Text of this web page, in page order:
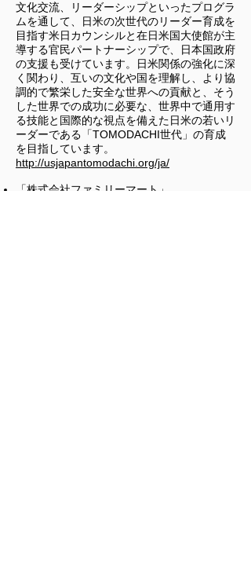
文化交流、リーダーシップといったプログラ
ムを通して、日米の次世代のリーダー育成を
目指す米日カウンシルと在日米国大使館が主
導する官民パートナーシップで、日本国政府
の支援も受けています。日米関係の強化に深
く関わり、互いの文化や国を理解し、より協
調的で繁栄した安全な世界への貢献と、そう
した世界での成功に必要な、世界中で通用す
る技能と国際的な視点を備えた日米の若いリ
ーダーである「TOMODACHI世代」の育成
を目指しています。
http://usjapantomodachi.org/ja/
「株式会社ファミリーマート」